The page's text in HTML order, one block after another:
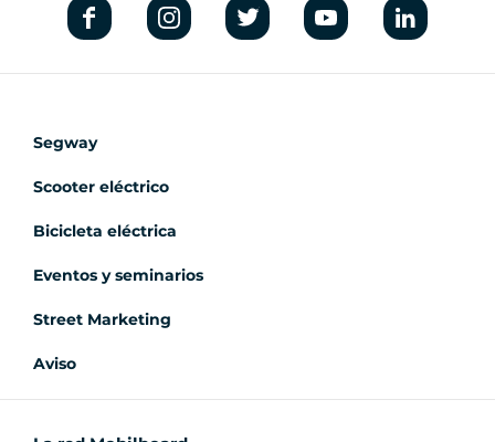
Segway
Scooter eléctrico
Bicicleta eléctrica
Eventos y seminarios
Street Marketing
Aviso